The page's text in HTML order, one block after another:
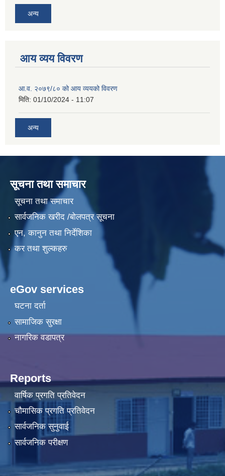
अन्य
आय व्यय विवरण
आ.व. २०७९/८० को आय व्ययको विवरण
मिति: 01/10/2024 - 11:07
अन्य
सूचना तथा समाचार
सूचना तथा समाचार
सार्वजनिक खरीद /बोलपत्र सूचना
एन, कानुन तथा निर्देशिका
कर तथा शुल्कहरु
eGov services
घटना दर्ता
सामाजिक सुरक्षा
नागरिक वडापत्र
Reports
वार्षिक प्रगति प्रतिवेदन
चौमासिक प्रगति प्रतिवेदन
सार्वजनिक सुनुवाई
सार्वजनिक परीक्षण